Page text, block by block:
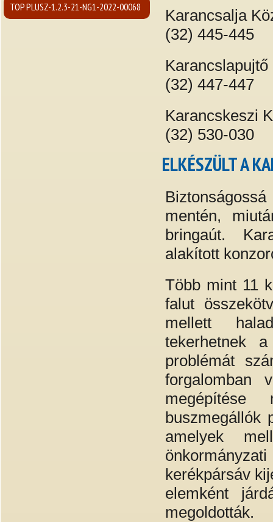
TOP PLUSZ-1.2.3-21-NG1-2022-00068
Karancsalja
(32) 445-445
(32) 447-447
Karancskeszi
(32) 530-030
ELKÉSZÜLT A
mentén,
bringaút.
alakított
Több mint 11
falut
mellett
tekerhetnek
problémát
forgalomban
buszmegállók
amelyek
kerékpársáv
elemként
megoldották.